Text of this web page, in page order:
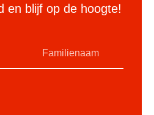
en blijf op de hoogte!